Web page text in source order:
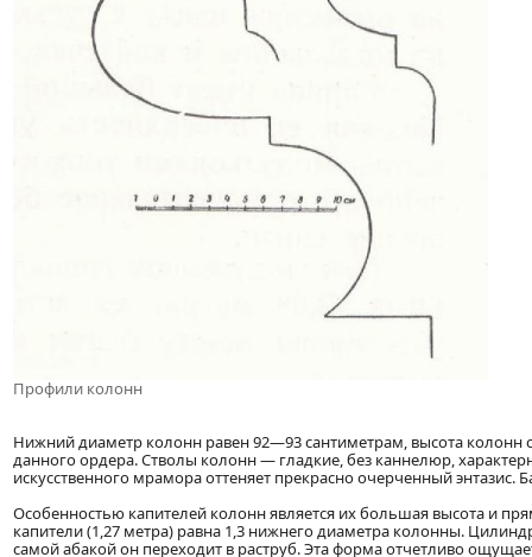
Профили колонн
Нижний диаметр колонн равен 92—93 сантиметрам, высота колонн
данного ордера. Стволы колонн — гладкие, без каннелюр,
искусственного мрамора оттеняет прекрасно очерченный
Особенностью капителей колонн является их большая высота и
капители (1,27 метра) равна 1,3 нижнего диаметра колонны.
самой абакой он переходит в раструб. Эта форма отчетливо